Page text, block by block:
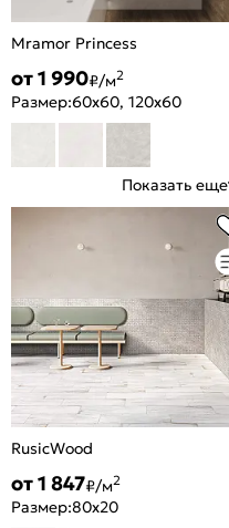
Mramor Princess
от 1 990₽/м2
Размер:60x60, 120x60
Показать еще
RusicWood
от 1 847₽/м2
Размер:80x20